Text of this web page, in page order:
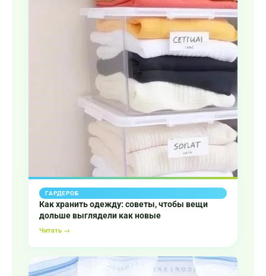
ГАРДЕРОБ
Как хранить одежду: советы, чтобы вещи
дольше выглядели как новые
Читать →